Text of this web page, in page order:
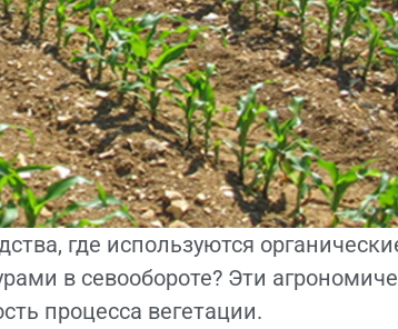
где используются
в севообороте? Эти
процесса вегетации.